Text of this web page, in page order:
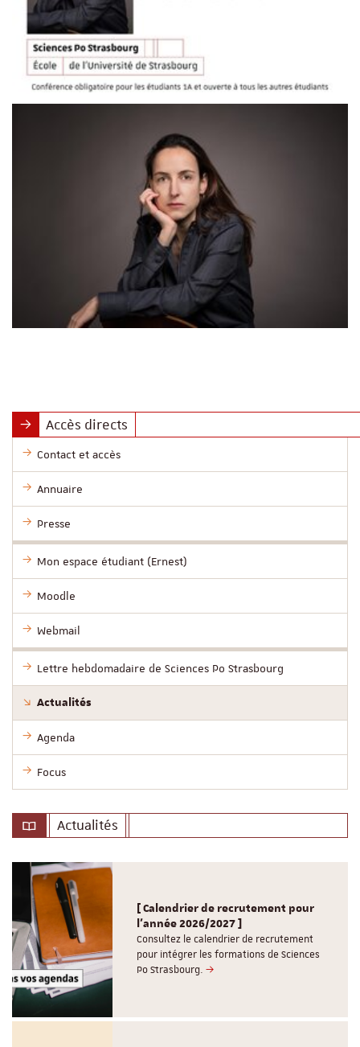
Accès directs
Contact et accès
Annuaire
Presse
Mon espace étudiant (Ernest)
Moodle
Webmail
Lettre hebdomadaire de Sciences Po Strasbourg
Actualités
Agenda
Focus
Actualités
[ Calendrier de recrutement pour
l'année 2026/2027 ]
Consultez le calendrier de recrutement
pour intégrer les formations de Sciences
Po Strasbourg.